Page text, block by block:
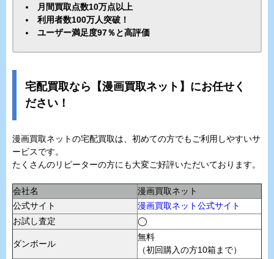
月間買取点数10万点以上
利用者数100万人突破！
ユーザー満足度97％と高評価
宅配買取なら【漫画買取ネット】にお任せく
ださい！
漫画買取ネットの宅配買取は、初めての方でもご利用しやすいサ
ービスです。
たくさんのリピーターの方にも大変ご好評いただいております。
会社名
漫画買取ネット
公式サイト
漫画買取ネット公式サイト
お試し査定
◯
ダンボール
無料
（初回購入の方10箱まで）